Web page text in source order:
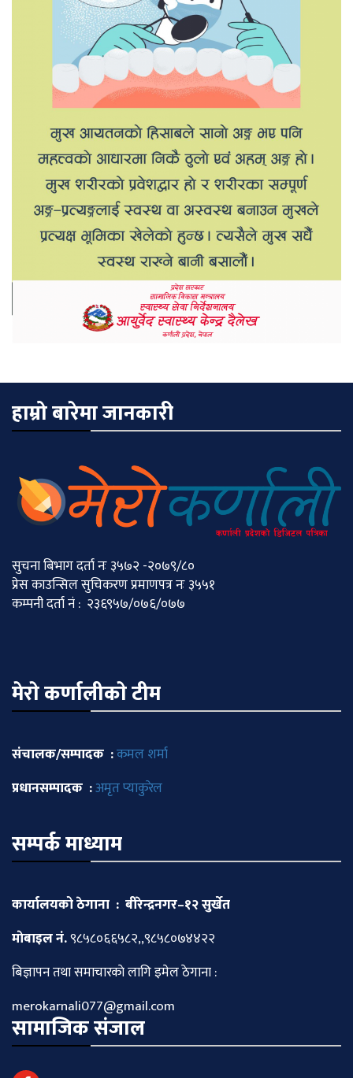
हाम्रो बारेमा जानकारी
सुचना बिभाग दर्ता नः ३५७२ -२०७९/८०
प्रेस काउन्सिल सुचिकरण प्रमाणपत्र नः ३५५१
कम्पनी दर्ता नं : २३६९५७/०७६/०७७
मेराे कर्णालीकाे टीम
संचालक/सम्पादक :कमल शर्मा
प्रधानसम्पादक :अमृत प्याकुरेल
सम्पर्क माध्याम
कार्यालयको ठेगाना : बीरेन्द्रनगर–१२ सुर्खेत
माेबाइल नं.९८५८०६६५८२,,९८५८०७४४२२
बिज्ञापन तथा समाचारकाे लागि इमेल ठेगाना :
merokarnali077@gmail.com
सामाजिक संजाल